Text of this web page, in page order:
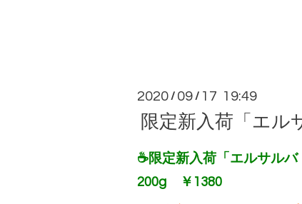
2020 / 09 / 17 19:49
限定新入荷「エ
☕限定新入荷「エルサル
200g ￥1380